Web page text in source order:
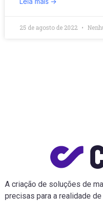
25 de agosto de 2022
A criação de soluções de
precisas para a realidade